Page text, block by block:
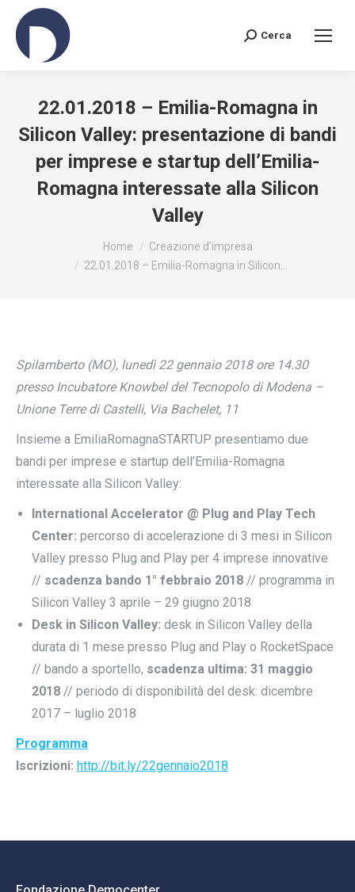
Search:
Cerca
22.01.2018 – Emilia-Romagna in
Silicon Valley: presentazione di bandi
per imprese e startup dell’Emilia-
Romagna interessate alla Silicon
Valley
Home
Creazione d’impresa
22.01.2018 – Emilia-Romagna in Silicon…
Spilamberto (MO), lunedì 22 gennaio 2018 ore 14.30
presso Incubatore Knowbel del Tecnopolo di Modena –
Unione Terre di Castelli, Via Bachelet, 11
Insieme a EmiliaRomagnaSTARTUP presentiamo due
bandi per imprese e startup dell’Emilia-Romagna
interessate alla Silicon Valley:
International Accelerator @ Plug and Play Tech
Center: percorso di accelerazione di 3 mesi in Silicon
Valley presso Plug and Play per 4 imprese innovative
// scadenza bando 1° febbraio 2018 // programma in
Silicon Valley 3 aprile – 29 giugno 2018
Desk in Silicon Valley: desk in Silicon Valley della
durata di 1 mese presso Plug and Play o RocketSpace
// bando a sportello, scadenza ultima: 31 maggio
2018 // periodo di disponibilità del desk: dicembre
2017 – luglio 2018
Programma
Iscrizioni: http://bit.ly/22gennaio2018